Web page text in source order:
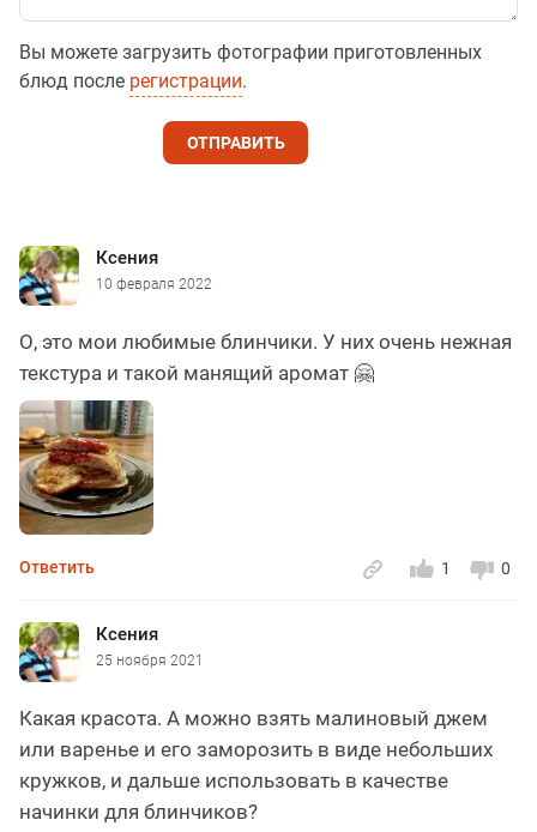
Вы можете загрузить фотографии приготовленных
блюд после регистрации.
ОТПРАВИТЬ
Ксения
10 февраля 2022
О, это мои любимые блинчики. У них очень нежная
текстура и такой манящий аромат 🤗
0
1
Ответить
Ксения
25 ноября 2021
Какая красота. А можно взять малиновый джем
или варенье и его заморозить в виде небольших
кружков, и дальше использовать в качестве
начинки для блинчиков?